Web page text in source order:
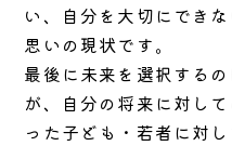
い、自分を大切にでき
思いの現状です。
最後に未来を選択する
が、自分の将来に対し
った子ども・若者に対